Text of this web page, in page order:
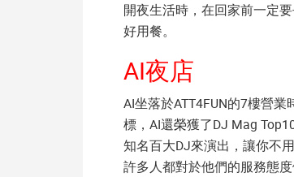
開夜生活時，在回家前一定
好用餐。
AI夜店
AI坐落於ATT4FUN的7樓營
標，AI還榮獲了DJ Mag
知名百大DJ來演出，讓你不
許多人都對於他們的服務態